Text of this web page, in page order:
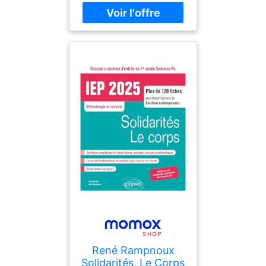
Dominguez, ISBN :
230001114X
René Rampnoux
Solidarités, Le Corps